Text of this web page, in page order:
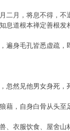
二月，将息不得，
息道根本禅定善根发
遍身毛孔皆悉虚疏
忽然见他男女身死
藉，自身白骨从头
、衣服饮食、屋舍山